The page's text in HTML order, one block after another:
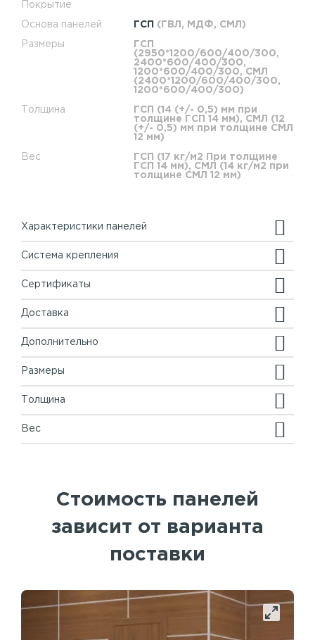
Покрытие
Основа панелей ГСП (ГВЛ, МДФ, СМЛ)
Размеры
ГСП
(2950*1200/600/400/300,
2400*600/400/300,
1200*600/400/300, СМЛ
(2400*1200/600/400/300,
1200*600/400/300)
Толщина
ГСП (14 (+/- 0,5) мм при
толщине ГСП 14 мм), СМЛ (12
(+/- 0,5) мм при толщине СМЛ
12 мм)
Вес
ГСП (17 кг/м2 При толщине
ГСП 14 мм), СМЛ (14 кг/м2 при
толщине СМЛ 12 мм)
Характеристики панелей
Система крепления
Сертификаты
Доставка
Дополнительно
Размеры
Толщина
Вес
Стоимость панелей
зависит от варианта
поставки